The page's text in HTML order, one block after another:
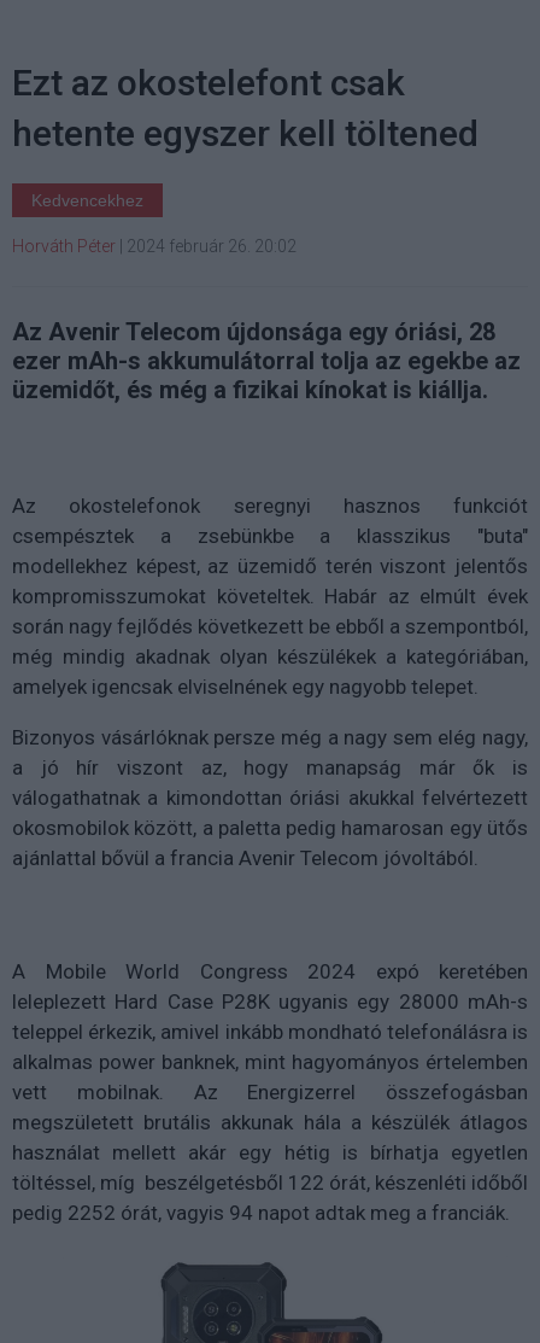
Ezt az okostelefont csak
hetente egyszer kell töltened
Kedvencekhez
Horváth Péter 2024 február 26. 20:02
Az Avenir Telecom újdonsága egy óriási, 28
ezer mAh-s akkumulátorral tolja az egekbe az
üzemidőt, és még a fizikai kínokat is kiállja.
Az okostelefonok seregnyi hasznos funkciót
csempésztek a zsebünkbe a klasszikus "buta"
modellekhez képest, az üzemidő terén viszont jelentős
kompromisszumokat követeltek. Habár az elmúlt évek
során nagy fejlődés következett be ebből a szempontból,
még mindig akadnak olyan készülékek a kategóriában,
amelyek igencsak elviselnének egy nagyobb telepet.
Bizonyos vásárlóknak persze még a nagy sem elég nagy,
a jó hír viszont az, hogy manapság már ők is
válogathatnak a kimondottan óriási akukkal felvértezett
okosmobilok között, a paletta pedig hamarosan egy ütős
ajánlattal bővül a francia Avenir Telecom jóvoltából.
A Mobile World Congress 2024 expó keretében
leleplezett Hard Case P28K ugyanis egy 28000 mAh-s
teleppel érkezik, amivel inkább mondható telefonálásra is
alkalmas power banknek, mint hagyományos értelemben
vett mobilnak. Az Energizerrel összefogásban
megszületett brutális akkunak hála a készülék átlagos
használat mellett akár egy hétig is bírhatja egyetlen
töltéssel, míg beszélgetésből 122 órát, készenléti időből
pedig 2252 órát, vagyis 94 napot adtak meg a franciák.